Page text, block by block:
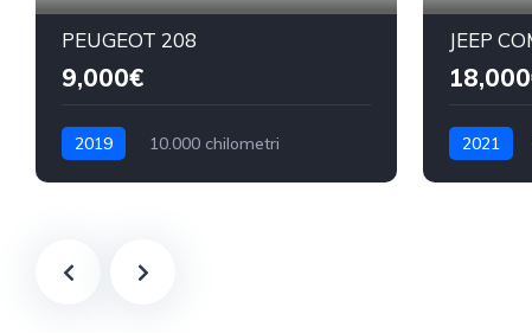
PEUGEOT 208
9,000€
2019
10.000 chilometri
JEEP
2021